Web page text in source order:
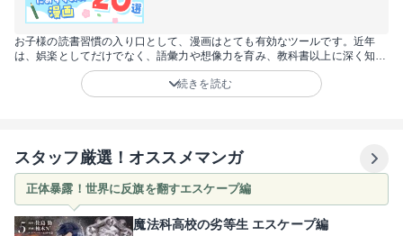
お子様の読書習慣の入り口として、漫画はとても有効なツールです。近年
は、娯楽としてだけでなく、語彙力や想像力を育み、教科書以上に深く知識
を学べる作品も増えています。しかし、「何から読ませればいい？」「内容
が難しくないかな？」と悩む親御さんも多いはず。そこで今回は、低学年か
ら楽しめる読みやすい作品や、学習の助けになる名作まで、小学生に今こそ
続きを読む
スタッフ厳選！オススメマンガ
正体暴露！世界に反旗を翻すエスケープ編
魔法科高校の劣等生 エスケープ編